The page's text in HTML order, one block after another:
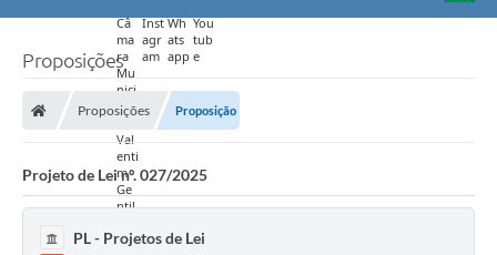
Proposições
Proposições Proposição
Projeto de Lei nº. 027/2025
PL - Projetos de Lei